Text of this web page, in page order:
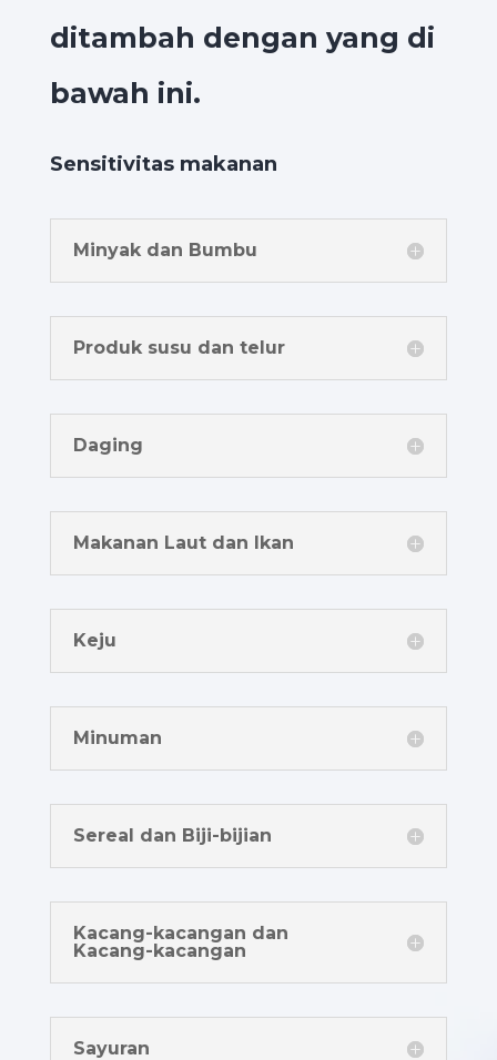
ditambah dengan yang di
bawah ini.
Sensitivitas makanan
Minyak dan Bumbu
Produk susu dan telur
Daging
Makanan Laut dan Ikan
Keju
Minuman
Sereal dan Biji-bijian
Kacang-kacangan dan
Kacang-kacangan
Sayuran